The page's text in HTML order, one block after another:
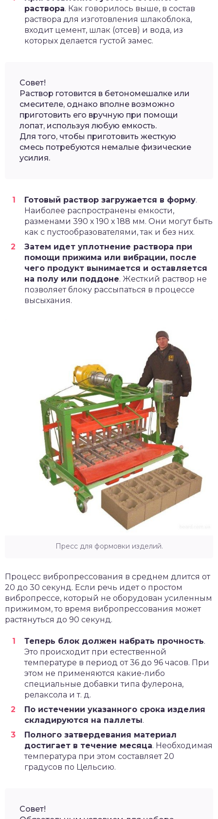
раствора. Как говорилось выше, в состав
раствора для изготовления шлакоблока,
входит цемент, шлак (отсев) и вода, из
которых делается густой замес.
Совет!
Раствор готовится в бетономешалке или
смесителе, однако вполне возможно
приготовить его вручную при помощи
лопат, используя любую емкость.
Для того, чтобы приготовить жесткую
смесь потребуются немалые физические
усилия.
Готовый раствор загружается в форму.
Наиболее распространены емкости,
разменами 390 х 190 х 188 мм. Они могут быть
как с пустообразователями, так и без них.
Затем идет уплотнение раствора при
помощи прижима или вибрации, после
чего продукт вынимается и оставляется
на полу или поддоне. Жесткий раствор не
позволяет блоку рассыпаться в процессе
высыхания.
Пресс для формовки изделий.
Процесс вибропрессования в среднем длится от
20 до 30 секунд. Если речь идет о простом
вибропрессе, который не оборудован усиленным
прижимом, то время вибропрессования может
растянуться до 90 секунд.
Теперь блок должен набрать прочность.
Это происходит при естественной
температуре в период от 36 до 96 часов. При
этом не применяются какие-либо
специальные добавки типа фулерона,
релаксола и т. д.
По истечении указанного срока изделия
складируются на паллеты.
Полного затвердевания материал
достигает в течение месяца. Необходимая
температура при этом составляет 20
градусов по Цельсию.
Совет!